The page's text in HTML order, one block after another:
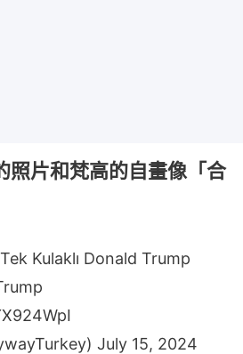
照片和梵高的自畫像「合
Kulaklı Donald Trump
July 15, 2024